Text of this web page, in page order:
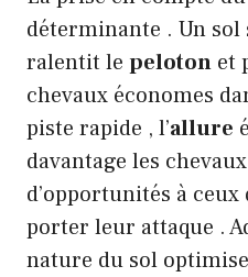
déterminante . Un
ralentit le peloton et
chevaux économes
piste rapide , l’allure
davantage les
d’opportunités à
porter leur attaque .
nature du sol